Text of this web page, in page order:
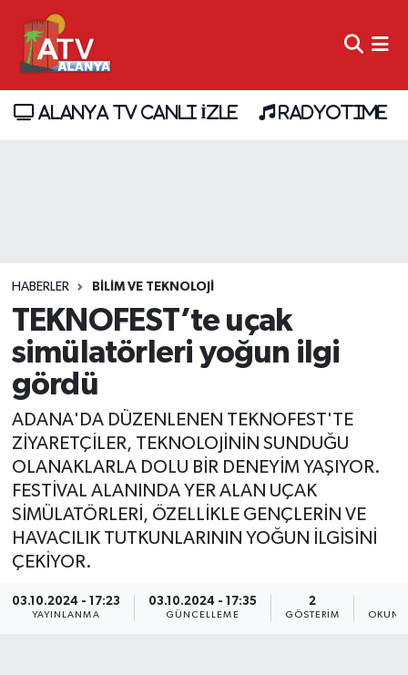
ALANYA TV CANLI İZLE RADYOTIME
HABERLER BİLİM VE TEKNOLOJİ
TEKNOFEST’te uçak
simülatörleri yoğun ilgi
gördü
ADANA'DA DÜZENLENEN TEKNOFEST'TE
ZİYARETÇİLER, TEKNOLOJİNİN SUNDUĞU
OLANAKLARLA DOLU BİR DENEYİM YAŞIYOR.
FESTİVAL ALANINDA YER ALAN UÇAK
SİMÜLATÖRLERİ, ÖZELLİKLE GENÇLERİN VE
HAVACILIK TUTKUNLARININ YOĞUN İLGİSİNİ
ÇEKİYOR.
03.10.2024 - 17:23
YAYINLANMA
03.10.2024 - 17:35
GÜNCELLEME
2
GÖSTERIM